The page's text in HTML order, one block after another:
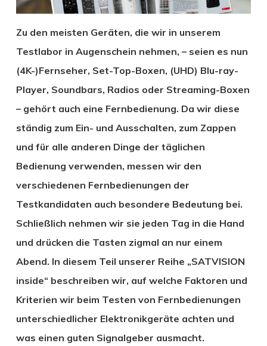
Zu den meisten Geräten, die wir in unserem
Testlabor in Augenschein nehmen, – seien es nun
(4K-)Fernseher, Set-Top-Boxen, (UHD) Blu-ray-
Player, Soundbars, Radios oder Streaming-Boxen
– gehört auch eine Fernbedienung. Da wir diese
ständig zum Ein- und Ausschalten, zum Zappen
und für alle anderen Dinge der täglichen
Bedienung verwenden, messen wir den
verschiedenen Fernbedienungen der
Testkandidaten auch besondere Bedeutung bei.
Schließlich nehmen wir sie jeden Tag in die Hand
und drücken die Tasten zigmal an nur einem
Abend. In diesem Teil unserer Reihe „SATVISION
inside“ beschreiben wir, auf welche Faktoren und
Kriterien wir beim Testen von Fernbedienungen
unterschiedlicher Elektronikgeräte achten und
was einen guten Signalgeber ausmacht.